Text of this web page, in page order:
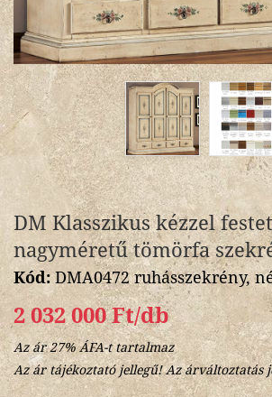
DM Klasszikus kézzel
nagyméretű tömörfa
Kód:DMA0472 ruhásszekrény,
2 032 000 Ft/db
Az ár 27% ÁFA-t tartalmaz
Az ár tájékoztató jellegű! Az árváltoztatás